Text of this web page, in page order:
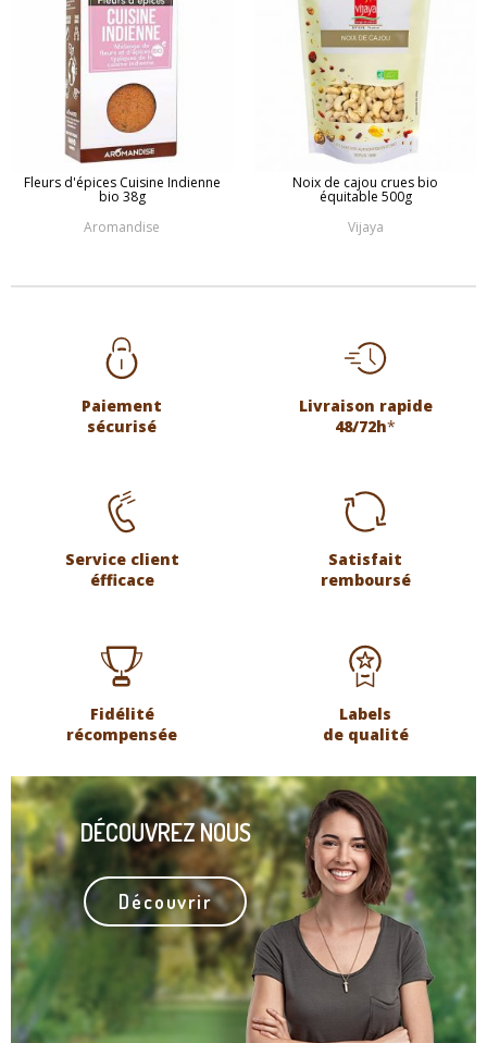
Fleurs d'épices Cuisine Indienne
bio 38g
Aromandise
Noix de cajou crues bio
équitable 500g
Vijaya
Paiement
sécurisé
Livraison rapide
48/72h*
Service client
éfficace
Satisfait
remboursé
Fidélité
récompensée
Labels
de qualité
DÉCOUVREZ NOUS
Découvrir